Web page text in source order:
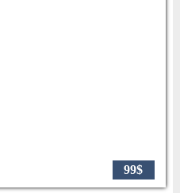
99$